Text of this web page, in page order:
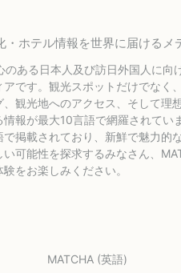
ホテル情報を世界に届けるメ
ある日本人及び訪日外国人に向
です。観光スポットだけでなく
観光地へのアクセス、そして理
報が最大10言語で網羅されてい
掲載されており、新鮮で魅力的
可能性を探求するみなさん、
をお楽しみください。
MATCHA (英語)